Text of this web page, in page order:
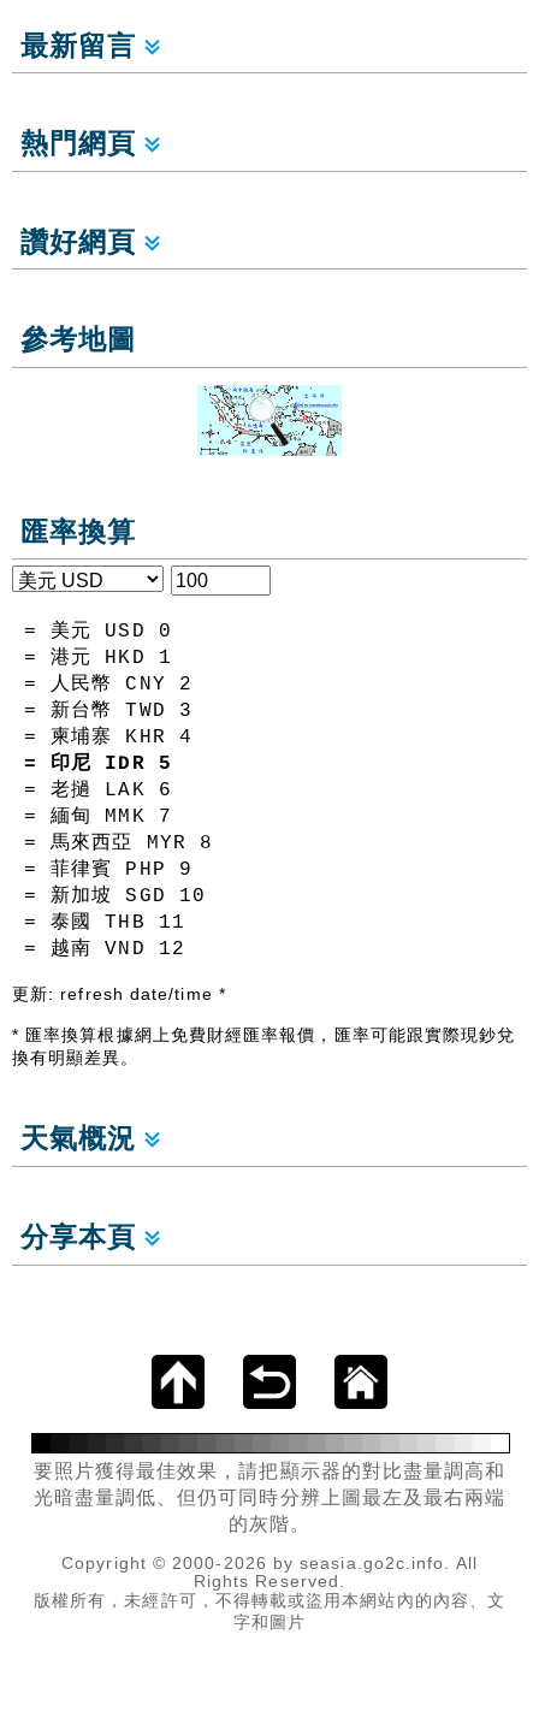
最新留言
熱門網頁
讚好網頁
參考地圖
匯率換算
= 美元 USD 0
= 港元 HKD 1
= 人民幣 CNY 2
= 新台幣 TWD 3
= 柬埔寨 KHR 4
= 印尼 IDR 5
= 老撾 LAK 6
= 緬甸 MMK 7
= 馬來西亞 MYR 8
= 菲律賓 PHP 9
= 新加坡 SGD 10
= 泰國 THB 11
= 越南 VND 12
更新: refresh date/time *
* 匯率換算根據網上免費財經匯率報價，匯率可能跟實際現鈔兌
換有明顯差異。
天氣概況
分享本頁
要照片獲得最佳效果，請把顯示器的對比盡量調高和
光暗盡量調低、但仍可同時分辨上圖最左及最右兩端
的灰階。
Copyright © 2000-2026 by seasia.go2c.info. All
Rights Reserved.
版權所有，未經許可，不得轉載或盜用本網站內的內容、文
字和圖片